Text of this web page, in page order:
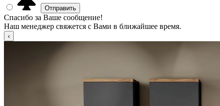
Спасибо за Ваше сообщение!
Наш менеджер свяжется с Вами в ближайшее время.